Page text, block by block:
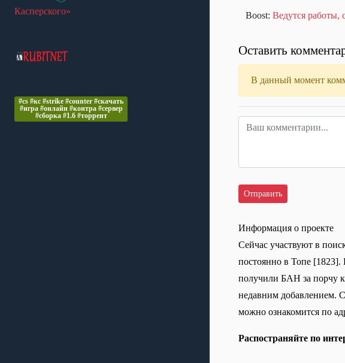
Касперского»
#cs #кс #strike #counter #скачать
#игра #онлайн #контра #сервер
#сборка #1.6 #торрент
Boost: Ведутся работы,
Оставить
В данный момент
Информация о проекте
Сейчас участвуют в
постоянно в Топе [1823].
получили БАН за порчу
недавним добавлением.
можно ознакомится по
Распостраняйте по